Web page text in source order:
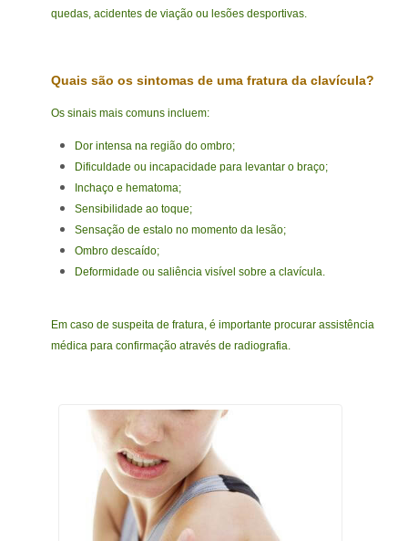
quedas, acidentes de viação ou lesões desportivas.
Quais são os sintomas de uma fratura da clavícula?
Os sinais mais comuns incluem:
Dor intensa na região do ombro;
Dificuldade ou incapacidade para levantar o braço;
Inchaço e hematoma;
Sensibilidade ao toque;
Sensação de estalo no momento da lesão;
Ombro descaído;
Deformidade ou saliência visível sobre a clavícula.
Em caso de suspeita de fratura, é importante procurar assistência
médica para confirmação através de radiografia.